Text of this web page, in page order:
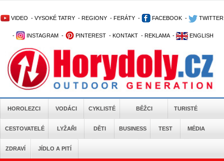
VIDEO - VYSOKÉ TATRY - REGIONY - FERÁTY - FACEBOOK - TWITTER
- INSTAGRAM - PINTEREST - KONTAKT - REKLAMA - ENGLISH
HOROLEZCI VODÁCI CYKLISTÉ BĚŽCI TURISTÉ
CESTOVATELÉ LYŽAŘI DĚTI BUSINESS TEST MÉDIA
ZDRAVÍ JÍDLO A PITÍ